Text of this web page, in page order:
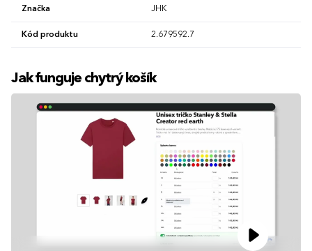
Značka JHK
Kód produktu 2.679592.7
Jak funguje chytrý košík